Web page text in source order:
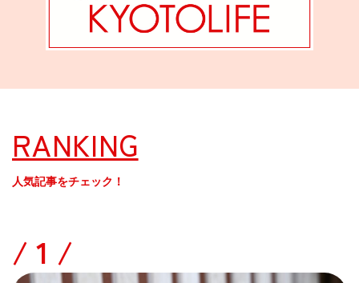
RANKING
人気記事をチェック！
/